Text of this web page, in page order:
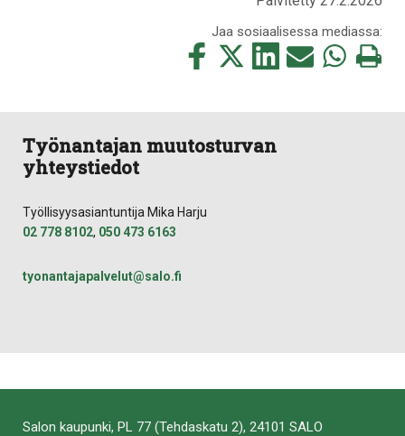
Jaa sosiaalisessa mediassa:
Jaa
tämä
Jaa
Jaa
tämä
Jaa
Jaa
Tulosta
Työnantajan muutosturvan
yhteystiedot
Työllisyysasiantuntija Mika Harju
02 778 8102, 050 473 6163
tyonantajapalvelut@salo.fi
Salon kaupunki, PL 77 (Tehdaskatu 2), 24101 SALO